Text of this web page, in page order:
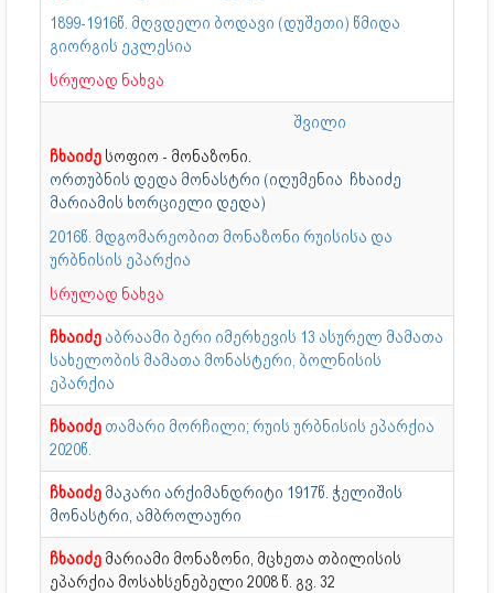
1899-1916წ. მღვდელი ბოდავი (დუშეთი) წმიდა
გიორგის ეკლესია
სრულად ნახვა
შვილი
ჩხაიძე სოფიო - მონაზონი.
ორთუბნის დედა მონასტრი (იღუმენია ჩხაიძე
მარიამის ხორციელი დედა)
2016წ. მდგომარეობით მონაზონი რუისისა და
ურბნისის ეპარქია
სრულად ნახვა
ჩხაიძე აბრაამი ბერი იმერხევის 13 ასურელ მამათა
სახელობის მამათა მონასტერი, ბოლნისის
ეპარქია
ჩხაიძე თამარი მორჩილი; რუის ურბნისის ეპარქია
2020წ.
ჩხაიძე მაკარი არქიმანდრიტი 1917წ. ჭელიშის
მონასტრი, ამბროლაური
ჩხაიძე მარიამი მონაზონი, მცხეთა თბილისის
ეპარქია მოსახსენებელი 2008 წ. გვ. 32